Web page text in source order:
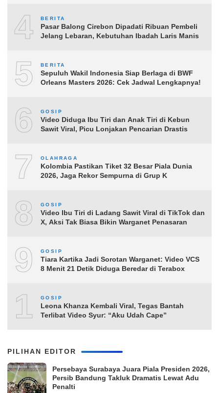
4 BERITA
Pasar Balong Cirebon Dipadati Ribuan Pembeli
Jelang Lebaran, Kebutuhan Ibadah Laris Manis
5 BERITA
Sepuluh Wakil Indonesia Siap Berlaga di BWF
Orleans Masters 2026: Cek Jadwal Lengkapnya!
6 GOSIP
Video Diduga Ibu Tiri dan Anak Tiri di Kebun
Sawit Viral, Picu Lonjakan Pencarian Drastis
7 OLAHRAGA
Kolombia Pastikan Tiket 32 Besar Piala Dunia
2026, Jaga Rekor Sempurna di Grup K
8 GOSIP
Video Ibu Tiri di Ladang Sawit Viral di TikTok dan
X, Aksi Tak Biasa Bikin Warganet Penasaran
9 GOSIP
Tiara Kartika Jadi Sorotan Warganet: Video VCS
8 Menit 21 Detik Diduga Beredar di Terabox
10
GOSIP
Leona Khanza Kembali Viral, Tegas Bantah
Terlibat Video Syur: “Aku Udah Cape”
PILIHAN EDITOR
Persebaya Surabaya Juara Piala Presiden 2026,
Persib Bandung Takluk Dramatis Lewat Adu
Penalti